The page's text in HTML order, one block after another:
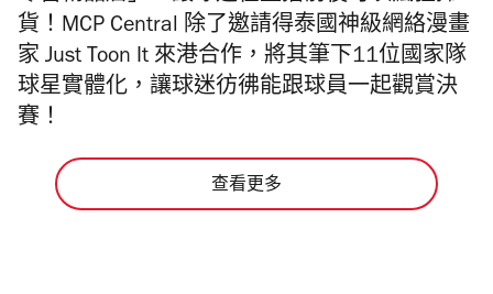
貨！MCP Central 除了邀請得泰國神級網絡漫畫
家 Just Toon It 來港合作，將其筆下11位國家隊
球星實體化，讓球迷彷彿能跟球員一起觀賞決
賽！
查看更多